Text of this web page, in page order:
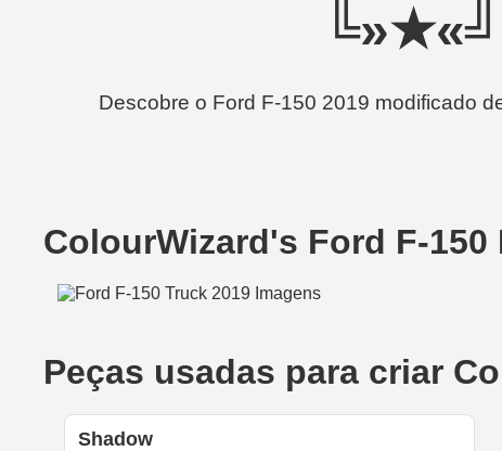
Descobre o Ford F-150 2019 modificado
ColourWizard's Ford F-150
Peças usadas para criar
Shadow